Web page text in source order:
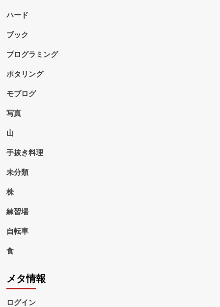
ハード
ブック
プログラミング
ポタリング
モブログ
写真
山
手抜き料理
未分類
株
練習場
自転車
食
メタ情報
ログイン